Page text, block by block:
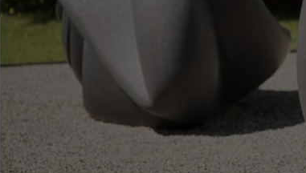
Mach mit: «Be Part of the Art»!
Engagiere dich als
Kulturinstitution und unterstütze
Mit deiner Mitgliedschaft erhältst
diversen Kulturevents.